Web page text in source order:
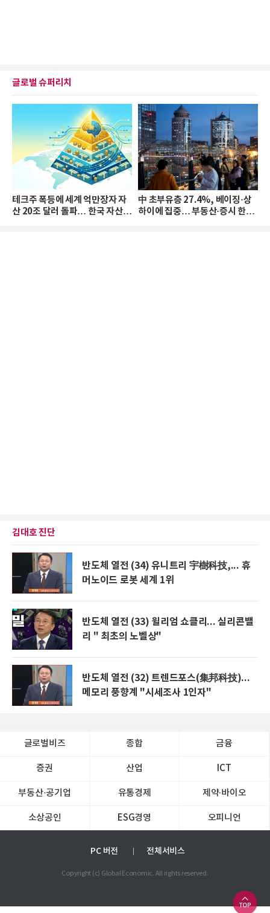
글로벌 슈퍼리치
테크주 폭등에 세계 억만장자 자
산 20조 달러 돌파… 한국 자산
中 초부유층 27.4%, 베이징·상
하이에 집중… 부동산·증시 한파
김대호 진단
반도체 열전 (34) 유니트리 宇樹科技,... 휴
머노이드 로봇 세계 1위
반도체 열전 (33) 윌리엄 쇼클리... 실리콘밸
리 " 최초의 노벨상"
반도체 열전 (32) 트렌드포스(集邦科技)...
메모리 풍향계 "시세조사 1인자"
글로벌비즈 종합 금융
증권 산업 ICT
부동산·공기업 유통경제 제약∙바이오
소상공인 ESG경영 오피니언
PC 버전 전체서비스
Copyright (c) Global Economic. All rights reserved.